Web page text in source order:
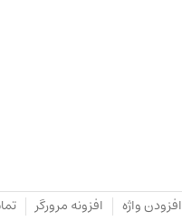
افزودن واژه افزونه مرورگر